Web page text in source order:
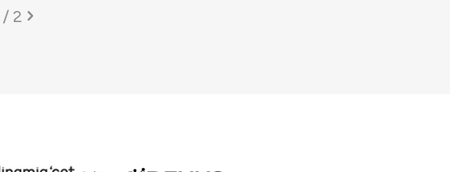
/ 2